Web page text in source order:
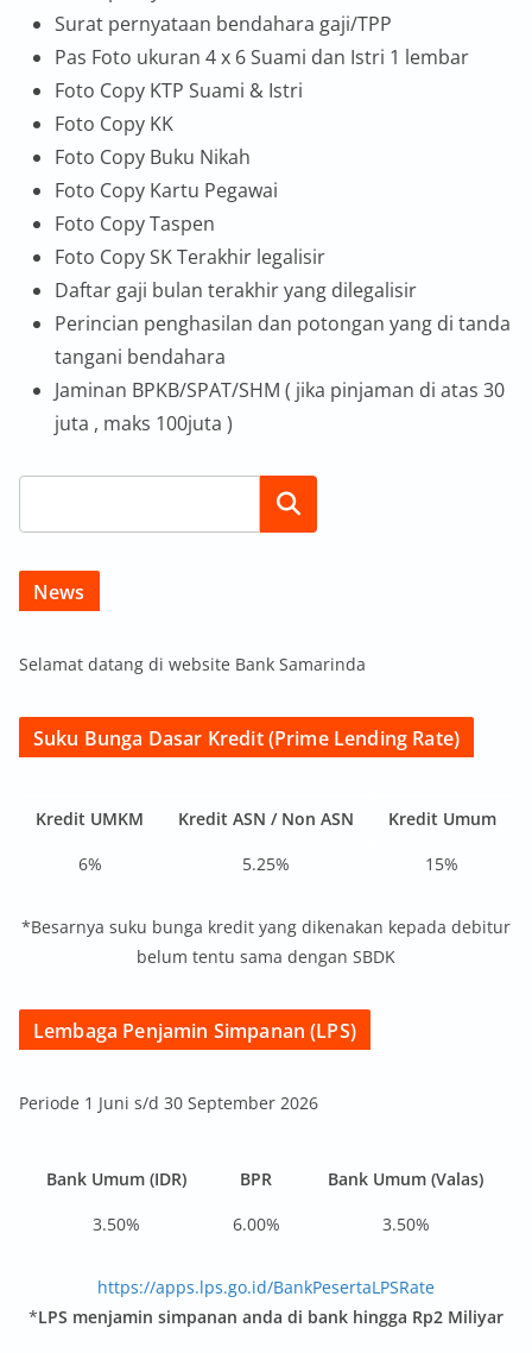
Surat pernyataan bendahara gaji/TPP
Pas Foto ukuran 4 x 6 Suami dan Istri 1 lembar
Foto Copy KTP Suami & Istri
Foto Copy KK
Foto Copy Buku Nikah
Foto Copy Kartu Pegawai
Foto Copy Taspen
Foto Copy SK Terakhir legalisir
Daftar gaji bulan terakhir yang dilegalisir
Perincian penghasilan dan potongan yang di tanda
tangani bendahara
Jaminan BPKB/SPAT/SHM ( jika pinjaman di atas 30
juta , maks 100juta )
Search
News
Selamat datang di website Bank Samarinda
Suku Bunga Dasar Kredit (Prime Lending Rate)
Kredit UMKM Kredit ASN / Non ASN
Kredit Umum
6%
5.25% 15%
*Besarnya suku bunga kredit yang dikenakan kepada debitur
belum tentu sama dengan SBDK
Lembaga Penjamin Simpanan (LPS)
Periode 1 Juni s/d 30 September 2026
Bank Umum (IDR) BPR
Bank Umum (Valas)
3.50%
6.00% 3.50%
https://apps.lps.go.id/BankPesertaLPSRate
*LPS menjamin simpanan anda di bank hingga Rp2 Miliyar